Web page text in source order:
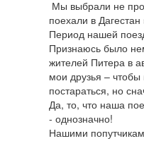
поехали в
Период нашей
Признаюсь было
жителей Питера в
мои друзья –
постараться, но
Да, то, что наша
- однозначно!
Нашими